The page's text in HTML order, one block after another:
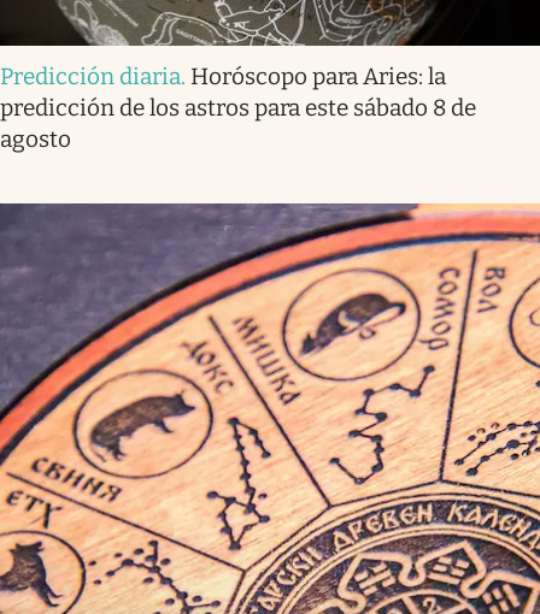
Predicción diaria. Horóscopo para Aries: la
predicción de los astros para este sábado 8 de
agosto